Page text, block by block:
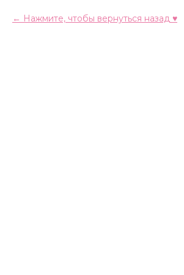
Нажмите, чтобы вернуться назад ♥